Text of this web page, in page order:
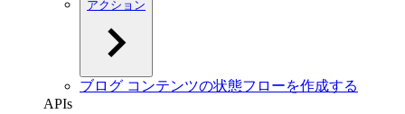
アクション
ブログ コンテンツの状態フローを作成する
APIs